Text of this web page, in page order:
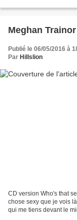
Meghan
Publié le 06/05/2016 à
Par Hillslion
CD version Who's that
chose sexy que je vois
qui me tiens devant le